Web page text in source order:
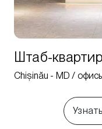
Штаб-
Chișinău - MD /